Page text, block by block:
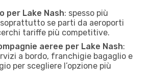
per Lake Nash: spesso più
se parti da aeroporti
tariffe più competitive.
aeree per Lake Nash:
a bordo, franchigie bagaglio e
per scegliere l’opzione più